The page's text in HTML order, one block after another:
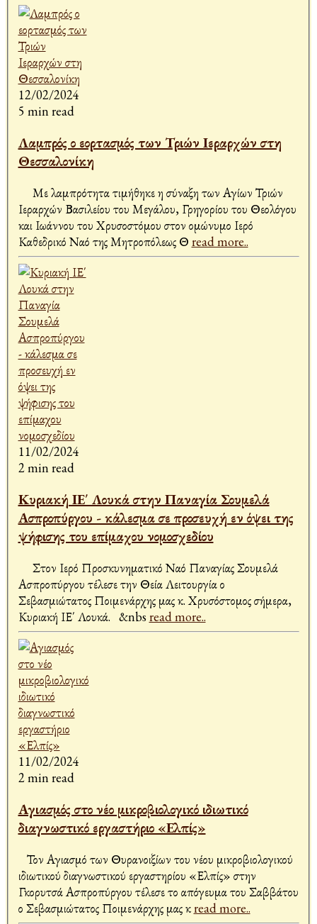
12/02/2024
5 min read
Λαμπρός ο εορτασμός των Τριών Ιεραρχών στη
Θεσσαλονίκη
Με λαμπρότητα τιμήθηκε η σύναξη των Αγίων Τριών
Ιεραρχών Βασιλείου του Μεγάλου, Γρηγορίου του Θεολόγου
και Ιωάννου του Χρυσοστόμου στον ομώνυμο Ιερό
Καθεδρικό Ναό της Μητροπόλεως Θ read more..
11/02/2024
2 min read
Κυριακή ΙΕ΄ Λουκά στην Παναγία Σουμελά
Ασπροπύργου - κάλεσμα σε προσευχή εν όψει της
ψήφισης του επίμαχου νομοσχεδίου
Στον Ιερό Προσκυνηματικό Ναό Παναγίας Σουμελά
Ασπροπύργου τέλεσε την Θεία Λειτουργία ο
Σεβασμιώτατος Ποιμενάρχης μας κ. Χρυσόστομος σήμερα,
Κυριακή ΙΕ΄ Λουκά. &nbs read more..
11/02/2024
2 min read
Αγιασμός στο νέο μικροβιολογικό ιδιωτικό
διαγνωστικό εργαστήριο «Ελπίς»
Τον Αγιασμό των Θυρανοιξίων του νέου μικροβιολογικού
ιδιωτικού διαγνωστικού εργαστηρίου «Ελπίς» στην
Γκορυτσά Ασπροπύργου τέλεσε το απόγευμα του Σαββάτου
ο Σεβασμιώτατος Ποιμενάρχης μας κread more..